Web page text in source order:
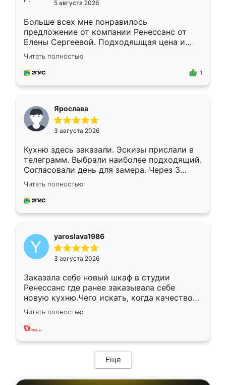
5 августа 2026
Больше всех мне понравилось
предложение от компании Ренессанс от
Елены Сергеевой. Подходяшщая цена и
короткие сроки изготовления. Приехавший
для замера сотрудник Владислав
предложил по моему эскизу самый
Читать полностью
1
Ярослава
3 августа 2026
Кухню здесь заказали. Эскизы прислали в
телеграмм. Выбрали наиболее подходящий.
Согласовали день для замера. Через 3
недели кухня была уже готова. Остались
довольны работой. Спасибо Ренессанс
мебель за качественную работу!
Читать полностью
yaroslava1986
3 августа 2026
Заказала себе новый шкаф в студии
Ренессанс где ранее заказывала себе
новую кухню.Чего искать, когда качеством
вполне довольна. Служит кухня уже почти
два года, нареканий нет.
Читать полностью
Еще